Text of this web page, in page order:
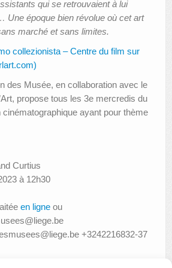
qui se retrouvaient à lui
Une époque bien révolue où cet art
marché et sans limites.
collezionista – Centre du film sur
des Musée, en collaboration avec le
propose tous les 3e mercredis du
ayant pour thème
Curtius
à 12h30
en ligne ou
+3242216832-37